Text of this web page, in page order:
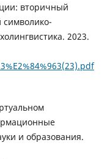
вторичный
символико-
2023.
и образования.